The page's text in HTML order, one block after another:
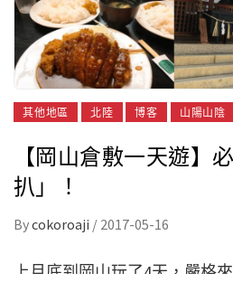
其他地區 北陸 博客 山陽山陰
【岡山倉敷一天遊】
扒」！
Bycokoroaji / 2017-05-16
上月底到岡山玩了4天，嚴格